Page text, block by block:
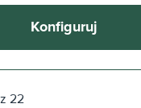
Konfiguruj
22